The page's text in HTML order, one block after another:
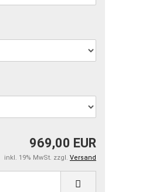
969,00 EUR
inkl. 19% MwSt. zzgl. Versand